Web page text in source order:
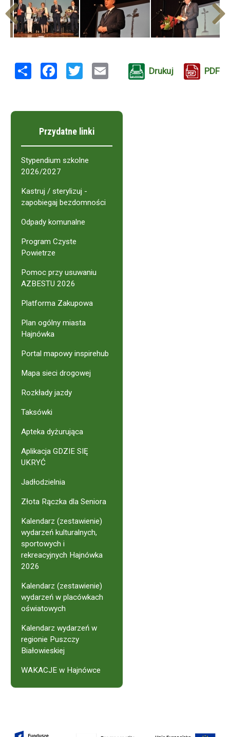
ShareFacebook
Twitter
Email Drukuj PDF
Przydatne linki
Stypendium szkolne
2026/2027
Kastruj / sterylizuj -
zapobiegaj bezdomności
Odpady komunalne
Program Czyste
Powietrze
Pomoc przy usuwaniu
AZBESTU 2026
Platforma Zakupowa
Plan ogólny miasta
Hajnówka
Portal mapowy inspirehub
Mapa sieci drogowej
Rozkłady jazdy
Taksówki
Apteka dyżurująca
Aplikacja GDZIE SIĘ
UKRYĆ
Jadłodzielnia
Złota Rączka dla Seniora
Kalendarz (zestawienie)
wydarzeń kulturalnych,
sportowych i
rekreacyjnych Hajnówka
2026
Kalendarz (zestawienie)
wydarzeń w placówkach
oświatowych
Kalendarz wydarzeń w
regionie Puszczy
Białowieskiej
WAKACJE w Hajnówce